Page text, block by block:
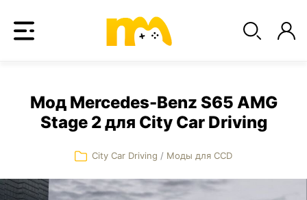
Мод Mercedes-Benz S65 AMG
Stage 2 для City Car Driving
City Car Driving / Моды для CCD